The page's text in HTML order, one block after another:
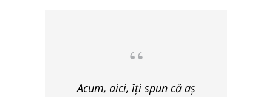
Acum, aici, îți spun că aș